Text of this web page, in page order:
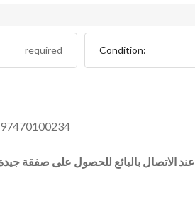
required Condition:
عند الاتصال بالبائع للحصول على صفقة